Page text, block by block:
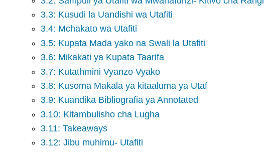
3.3: Kusudi la Uandishi wa Utafiti
3.4: Mchakato wa Utafiti
3.5: Kupata Mada yako na Swali la Utafiti
3.6: Mikakati ya Kupata Taarifa
3.7: Kutathmini Vyanzo Vyako
3.8: Kusoma Makala ya kitaaluma ya Utaf
3.9: Kuandika Bibliografia ya Annotated
3.10: Kitambulisho cha Lugha
3.11: Takeaways
3.12: Jibu muhimu- Utafiti